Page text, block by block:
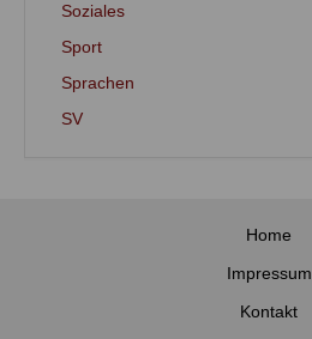
Soziales
Sport
Sprachen
SV
Home
Impressum
Kontakt